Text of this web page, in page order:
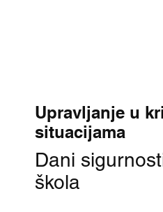
Upravljanje u
situacijama
Dani
škola